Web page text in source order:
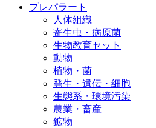
プレパラート
人体組織
寄生虫・病原菌
生物教育セット
動物
植物・菌
発生・遺伝・細胞
生態系・環境汚染
農業・畜産
鉱物